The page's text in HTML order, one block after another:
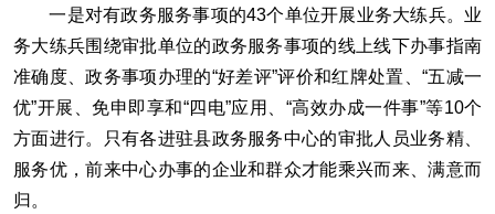
一是对有政务服务事项的43个单位开展业务大练兵。业
务大练兵围绕审批单位的政务服务事项的线上线下办事指南
准确度、政务事项办理的“好差评”评价和红牌处置、“五减一
优”开展、免申即享和“四电”应用、“高效办成一件事”等10个
方面进行。只有各进驻县政务服务中心的审批人员业务精、
服务优，前来中心办事的企业和群众才能乘兴而来、满意而
归。